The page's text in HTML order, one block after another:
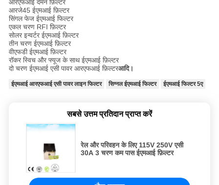
आरएफआई दमन फ़िल्टर
आरजे45 ईएमआई फ़िल्टर
सिंगल फेज ईएमआई फिल्टर
एकल चरण RFI फ़िल्टर
सोलर इन्वर्टर ईएमआई फ़िल्टर
तीन चरण ईएमआई फ़िल्टर
वीएफडी ईएमआई फ़िल्टर
रॉकर स्विच और फ्यूज के साथ ईएमआई फ़िल्टर
दो चरण ईएमआई एसी पावर आरएफआई फ़िल्टरआदि।
ईएमआई आरएफआई एसी पावर लाइन फिल्टर सिग्नल ईएमआई फिल्टर ईएमआई फिल्टर 5ए
सबसे उत्तम प्रतिदान प्राप्त करें
रेल और परिवहन के लिए 115V 250V एसी
30A 3 चरण कम पास ईएमआई फ़िल्टर